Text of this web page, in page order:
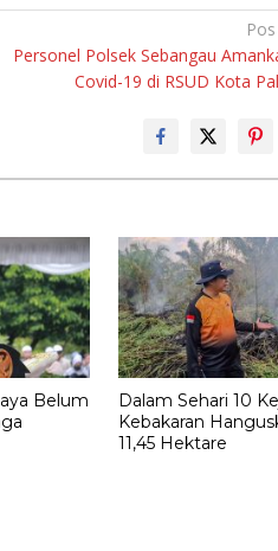
Personel Polsek Sebangau
Covid-19 di RSUD Kota
Belum
Dalam Sehari 10
Kebakaran
11,45 Hektare